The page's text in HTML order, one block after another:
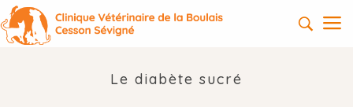
Le diabète sucré